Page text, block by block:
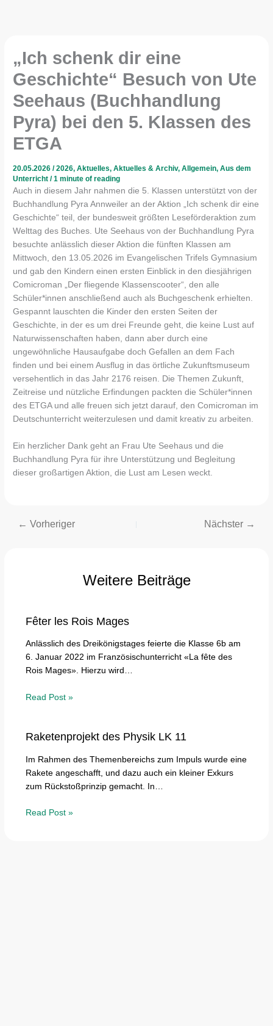
„Ich schenk dir eine
Geschichte“ Besuch von Ute
Seehaus (Buchhandlung
Pyra) bei den 5. Klassen des
ETGA
20.05.2026/2026,Aktuelles,Aktuelles & Archiv,Allgemein,Aus dem
Unterricht /1 minute of reading
Auch in diesem Jahr nahmen die 5. Klassen unterstützt von der
Buchhandlung Pyra Annweiler an der Aktion „Ich schenk dir eine
Geschichte“ teil, der bundesweit größten Leseförderaktion zum
Welttag des Buches. Ute Seehaus von der Buchhandlung Pyra
besuchte anlässlich dieser Aktion die fünften Klassen am
Mittwoch, den 13.05.2026 im Evangelischen Trifels Gymnasium
und gab den Kindern einen ersten Einblick in den diesjährigen
Comicroman „Der fliegende Klassenscooter“, den alle
Schüler*innen anschließend auch als Buchgeschenk erhielten.
Gespannt lauschten die Kinder den ersten Seiten der
Geschichte, in der es um drei Freunde geht, die keine Lust auf
Naturwissenschaften haben, dann aber durch eine
ungewöhnliche Hausaufgabe doch Gefallen an dem Fach
finden und bei einem Ausflug in das örtliche Zukunftsmuseum
versehentlich in das Jahr 2176 reisen. Die Themen Zukunft,
Zeitreise und nützliche Erfindungen packten die Schüler*innen
des ETGA und alle freuen sich jetzt darauf, den Comicroman im
Deutschunterricht weiterzulesen und damit kreativ zu arbeiten.
Ein herzlicher Dank geht an Frau Ute Seehaus und die
Buchhandlung Pyra für ihre Unterstützung und Begleitung
dieser großartigen Aktion, die Lust am Lesen weckt.
← Vorheriger Nächster →
Weitere Beiträge
Fêter les Rois Mages
Anlässlich des Dreikönigstages feierte die Klasse 6b am
6. Januar 2022 im Französischunterricht «La fête des
Rois Mages». Hierzu wird…
Read Post »
Raketenprojekt des Physik LK 11
Im Rahmen des Themenbereichs zum Impuls wurde eine
Rakete angeschafft, und dazu auch ein kleiner Exkurs
zum Rückstoßprinzip gemacht. In…
Read Post »